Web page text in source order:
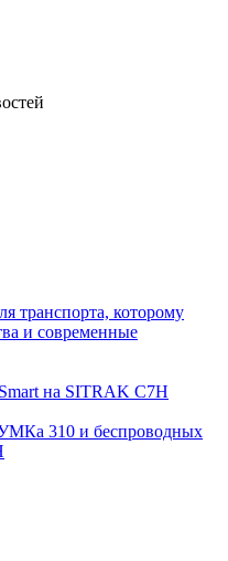
транспорта, которому
и современные
на SITRAK C7H
310 и беспроводных